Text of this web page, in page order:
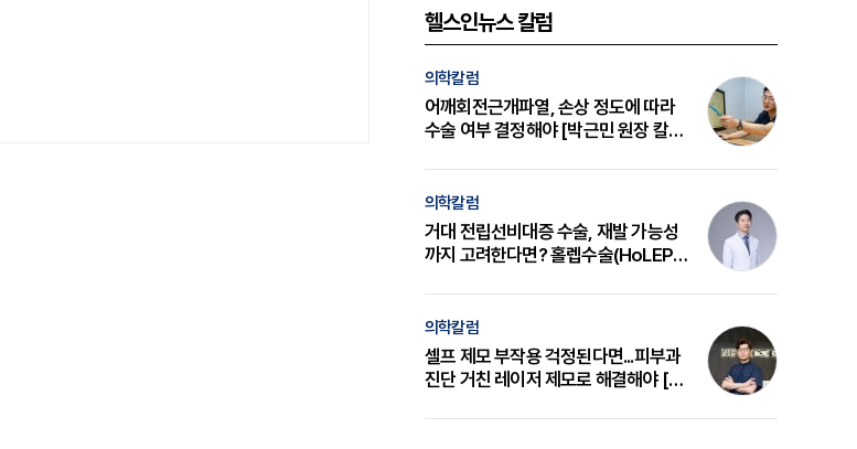
헬스인뉴스 칼럼
의학칼럼
어깨회전근개파열, 손상 정도에 따라
수술 여부 결정해야 [박근민 원장 칼
의학칼럼
거대 전립선비대증 수술, 재발 가능성
까지 고려한다면? 홀렙수술(HoLEP)
의학칼럼
셀프 제모 부작용 걱정된다면...피부과
진단 거친 레이저 제모로 해결해야 [변